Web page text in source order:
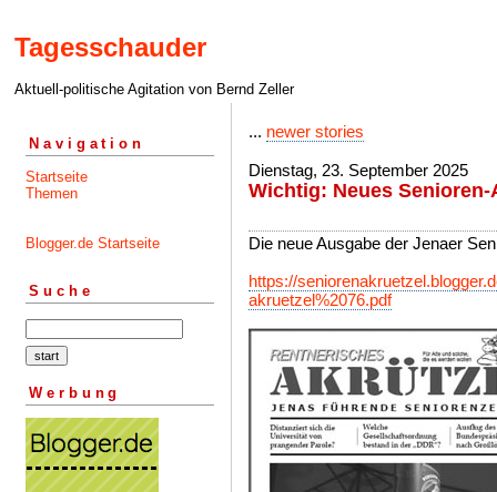
Tagesschauder
Aktuell-politische Agitation von Bernd Zeller
Navigation
Startseite
Themen
Blogger.de Startseite
Suche
Werbung
... newer stories
Dienstag, 23. September 2025
Wichtig: Neues Senioren-
Die neue Ausgabe der Jenaer
https://
akruetzel%2076.pdf